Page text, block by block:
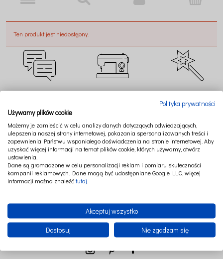
Ten produkt jest niedostępny.
BEZPIECZNE
PŁATNOŚCI
RATY LUB PAYPO NAJWYŻSZA JAKOŚĆ
Polityka prywatności
Używamy plików cookie
Możemy je zamieścić w celu analizy danych dotyczących odwiedzających,
ulepszenia naszej strony internetowej, pokazania spersonalizowanych treści i
zapewnienia Państwu wspaniałego doświadczenia na stronie internetowej. Aby
uzyskać więcej informacji na temat plików cookie, których używamy, otwórz
ustawienia.
Dane są gromadzone w celu personalizacji reklam i pomiaru skuteczności
kampanii reklamowych. Dane mogą być udostępniane Google LLC, więcej
informacji można znaleźć tutaj
Akceptuj wszystko
Dostosuj Nie zgadzam się